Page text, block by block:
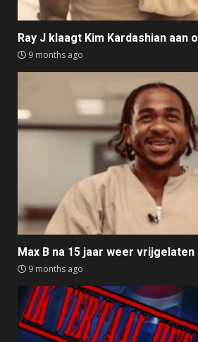
Ray J klaagt Kim Kardashian aan
9 months ago
Max B na 15 jaar weer vrijgelaten
9 months ago